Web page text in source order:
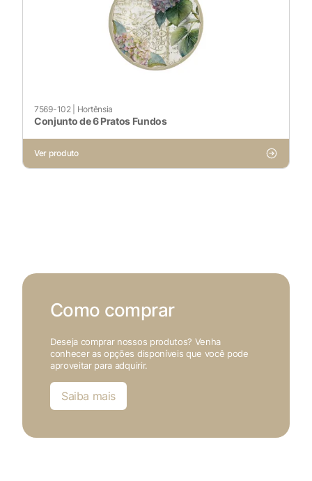
7569-102| Hortênsia
Conjunto de 6 Pratos Fundos
Ver produto
Como comprar
Deseja comprar nossos produtos? Venha
conhecer as opções disponíveis que você pode
aproveitar para adquirir.
Saiba mais